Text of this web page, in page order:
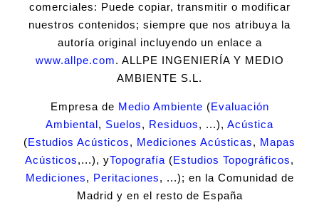
comerciales: Puede copiar, transmitir o modificar
nuestros contenidos; siempre que nos atribuya la
autoría original incluyendo un enlace a
www.allpe.com. ALLPE INGENIERÍA Y MEDIO
AMBIENTE S.L.
Empresa de Medio Ambiente (Evaluación
Ambiental, Suelos, Residuos, ...), Acústica
(Estudios Acústicos, Mediciones Acústicas, Mapas
Acústicos,...), yTopografía (Estudios Topográficos,
Mediciones, Peritaciones, ...); en la Comunidad de
Madrid y en el resto de España